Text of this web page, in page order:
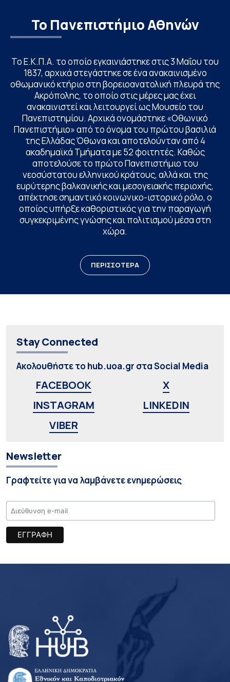
Το Πανεπιστήμιο Αθηνών
Το Ε.Κ.Π.Α. το οποίο εγκαινιάστηκε στις 3 Μαΐου του
1837, αρχικά στεγάστηκε σε ένα ανακαινισμένο
οθωμανικό κτήριο στη βορειοανατολική πλευρά της
Ακρόπολης, το οποίο στις μέρες μας έχει
ανακαινιστεί και λειτουργεί ως Μουσείο του
Πανεπιστημίου. Αρχικά ονομάστηκε «Οθωνικό
Πανεπιστήμιο» από το όνομα του πρώτου βασιλιά
της Ελλάδας Όθωνα και αποτελούνταν από 4
ακαδημαϊκά Τμήματα με 52 φοιτητές. Καθώς
αποτελούσε το πρώτο Πανεπιστήμιο του
νεοσύστατου ελληνικού κράτους, αλλά και της
ευρύτερης βαλκανικής και μεσογειακής περιοχής,
απέκτησε σημαντικό κοινωνικο-ιστορικό ρόλο, ο
οποίος υπήρξε καθοριστικός για την παραγωγή
συγκεκριμένης γνώσης και πολιτισμού μέσα στη
χώρα.
ΠΕΡΙΣΣΟΤΕΡΑ
Stay Connected
Ακολουθήστε το hub.uoa.gr στα Social Media
FACEBOOK
X
INSTAGRAM
LINKEDIN
VIBER
Newsletter
Γραφτείτε για να λαμβάνετε ενημερώσεις